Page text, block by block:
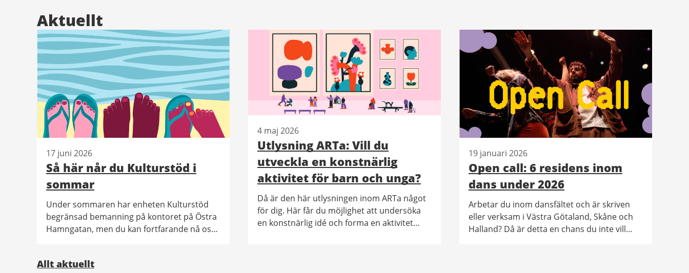
Aktuellt
Så här når du Kulturstöd i
sommar
17 juni 2026
Under sommaren har enheten Kulturstöd
begränsad bemanning på kontoret på Östra
Hamngatan, men du kan fortfarande nå oss
Utlysning ARTa: Vill du
utveckla en konstnärlig
aktivitet för barn och unga?
4 maj 2026
Då är den här utlysningen inom ARTa något
för dig. Här får du möjlighet att undersöka
en konstnärlig idé och forma en aktivitet
Open call: 6 residens inom
dans under 2026
19 januari 2026
Arbetar du inom dansfältet och är skriven
eller verksam i Västra Götaland, Skåne och
Halland? Då är detta en chans du inte vill
Allt aktuellt